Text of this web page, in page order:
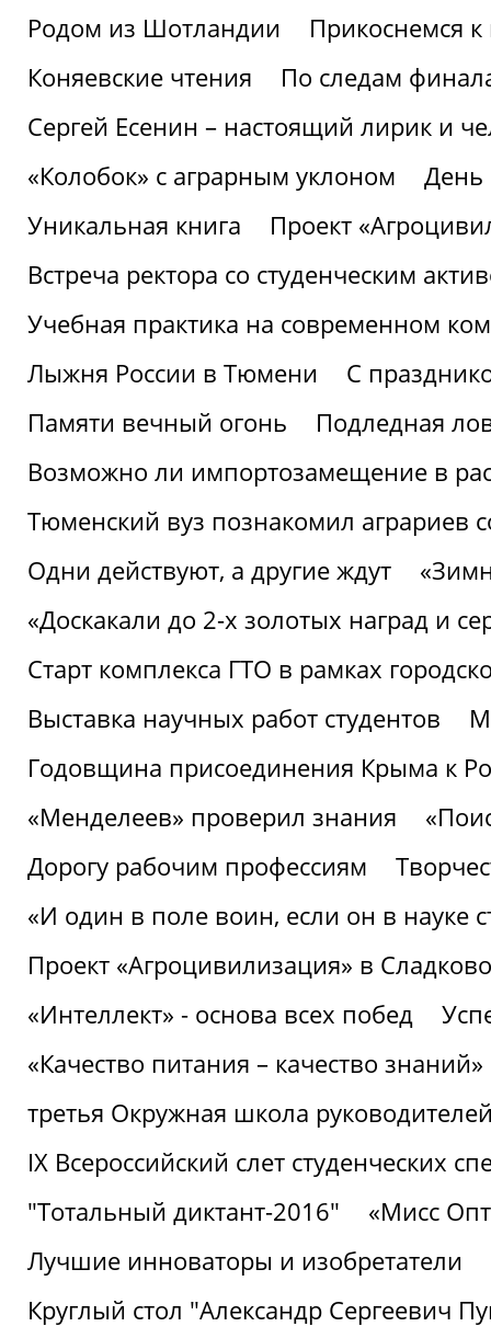
Родом из Шотландии
Прикоснемся
Коняевские чтения
По следам
Сергей Есенин – настоящий лирик и
«Колобок» с аграрным уклоном
День
Уникальная книга
Проект
Встреча ректора со студенческим
Учебная практика на современном
Лыжня России в Тюмени
С
Памяти вечный огонь
Подледная
Возможно ли импортозамещение в
Тюменский вуз познакомил аграриев
Одни действуют, а другие ждут
«Доскакали до 2-х золотых наград и
Старт комплекса ГТО в рамках
Выставка научных работ студентов
Годовщина присоединения Крыма к
«Менделеев» проверил знания
Дорогу рабочим профессиям
«И один в поле воин, если он в науке
Проект «Агроцивилизация» в Сладково
«Интеллект» - основа всех побед
«Качество питания – качество знаний»
третья Окружная школа
IХ Всероссийский слет студенческих
"Тотальный диктант-2016"
«Мисс
Лучшие инноваторы и изобретатели
Круглый стол "Александр Сергеевич